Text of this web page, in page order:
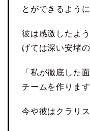
とができるよう
彼は感激したよ
げては深い安堵
「私が徹底した
チームを作ります
今や彼はクラリ